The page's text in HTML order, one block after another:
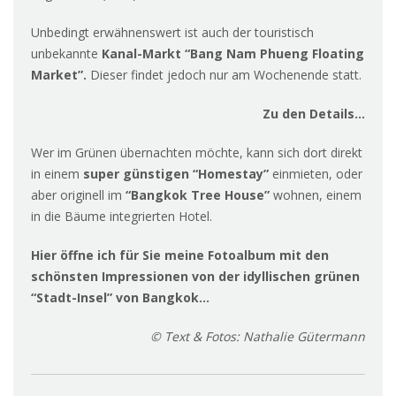
Unbedingt erwähnenswert ist auch der touristisch
unbekannte Kanal-Markt “Bang Nam Phueng Floating
Market”. Dieser findet jedoch nur am Wochenende statt.
Zu den Details…
Wer im Grünen übernachten möchte, kann sich dort direkt
in einem super günstigen “Homestay” einmieten, oder
aber originell im “Bangkok Tree House” wohnen, einem
in die Bäume integrierten Hotel.
Hier öffne ich für Sie meine Fotoalbum mit den
schönsten Impressionen von der idyllischen grünen
“Stadt-Insel” von Bangkok…
© Text & Fotos: Nathalie Gütermann